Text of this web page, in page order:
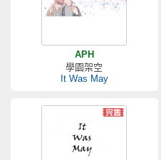
APH
學園架空
It Was May